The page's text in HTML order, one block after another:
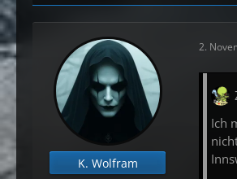
Ray
K. Wolfram
2.
Ich